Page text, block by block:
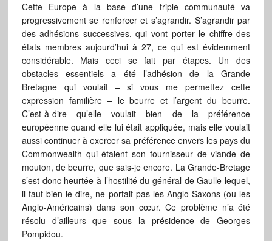
Cette Europe à la base d’une triple communauté va
progressivement se renforcer et s’agrandir. S’agrandir par
des adhésions successives, qui vont porter le chiffre des
états membres aujourd’hui à 27, ce qui est évidemment
considérable. Mais ceci se fait par étapes. Un des
obstacles essentiels a été l’adhésion de la Grande
Bretagne qui voulait – si vous me permettez cette
expression familière – le beurre et l’argent du beurre.
C’est-à-dire qu’elle voulait bien de la préférence
européenne quand elle lui était appliquée, mais elle voulait
aussi continuer à exercer sa préférence envers les pays du
Commonwealth qui étaient son fournisseur de viande de
mouton, de beurre, que sais-je encore. La Grande-Bretage
s’est donc heurtée à l’hostilité du général de Gaulle lequel,
il faut bien le dire, ne portait pas les Anglo-Saxons (ou les
Anglo-Américains) dans son cœur. Ce problème n’a été
résolu d’ailleurs que sous la présidence de Georges
Pompidou.